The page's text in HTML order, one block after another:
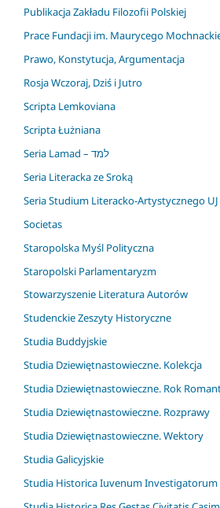
Publikacja Zakładu Filozofii Polskiej
Prace Fundacji im. Maurycego
Prawo, Konstytucja, Argumentacja
Rosja Wczoraj, Dziś i Jutro
Scripta Lemkoviana
Scripta Łużniana
Seria Lamad – למד
Seria Literacka ze Sroką
Seria Studium Literacko-Artystycznego UJ
Societas
Staropolska Myśl Polityczna
Staropolski Parlamentaryzm
Stowarzyszenie Literatura Autorów
Studenckie Zeszyty Historyczne
Studia Buddyjskie
Studia Dziewiętnastowieczne. Kolekcja
Studia Dziewiętnastowieczne. Rok
Studia Dziewiętnastowieczne. Rozprawy
Studia Dziewiętnastowieczne. Wektory
Studia Galicyjskie
Studia Historica Iuvenum Investigatorum